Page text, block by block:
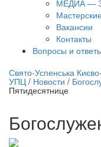
МЕДИА —
Вакансии
Контакты
Вопросы и
трансляция | 12
Свято-Успенська
УПЦ / Новости /
Пятидесятнице